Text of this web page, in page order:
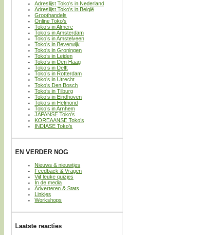
Adreslijst Toko’s in Nederland
Adreslijst Toko’s in België
Groothandels
Online Toko’s
Toko’s in Almere
Toko’s in Amsterdam
Toko’s in Amstelveen
Toko’s in Beverwijk
Toko’s in Groningen
Toko’s in Leiden
Toko’s in Den Haag
Toko’s in Delft
Toko’s in Rotterdam
Toko’s in Utrecht
Toko’s Den Bosch
Toko’s in Tilburg
Toko’s in Eindhoven
Toko’s in Helmond
Toko’s in Arnhem
JAPANSE Toko’s
KOREAANSE Toko’s
INDIASE Toko’s
EN VERDER NOG
Nieuws & nieuwtjes
Feedback & Vragen
Vijf leuke quizjes
In de media
Adverteren & Stats
Linkjes
Workshops
Laatste reacties